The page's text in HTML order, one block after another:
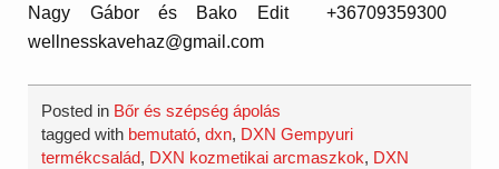
Nagy Gábor és Bako Edit +36709359300
wellnesskavehaz@gmail.com
Posted in Bőr és szépség ápolás
tagged with bemutató,dxn, DXN Gempyuri
termékcsalád, DXN kozmetikai arcmaszkok, DXN